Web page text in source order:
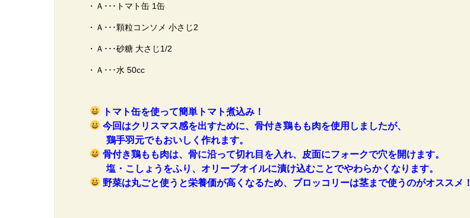
・Ａ･･･トマト缶 1缶
・Ａ･･･顆粒コンソメ 小さじ2
・Ａ･･･砂糖 大さじ1/2
・Ａ･･･水 50cc
トマト缶を使って簡単トマト煮込み！
今回はクリスマス感を出すために、骨付き鶏もも肉を使用しましたが、
鶏手羽元でもおいしく作れます。
骨付き鶏もも肉は、骨に沿って切れ目を入れ、皮面にフォークで穴を開けます。
塩・こしょうをふり、オリーブオイルに漬け込むことでやわらかくなります。
野菜は丸ごと使うと栄養価が高くなるため、ブロッコリーは茎まで使うのがオススメ！